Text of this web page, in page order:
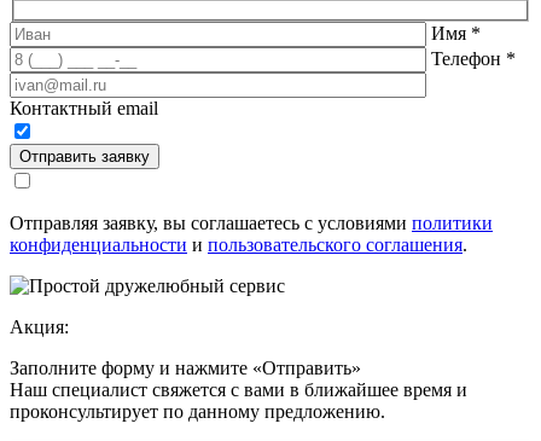
Имя *
Телефон *
Контактный email
Отправить заявку
Отправляя заявку, вы соглашаетесь с условиями политики
конфиденциальности и пользовательского соглашения.
Акция:
Заполните форму и нажмите «Отправить»
Наш специалист свяжется с вами в ближайшее время и
проконсультирует по данному предложению.